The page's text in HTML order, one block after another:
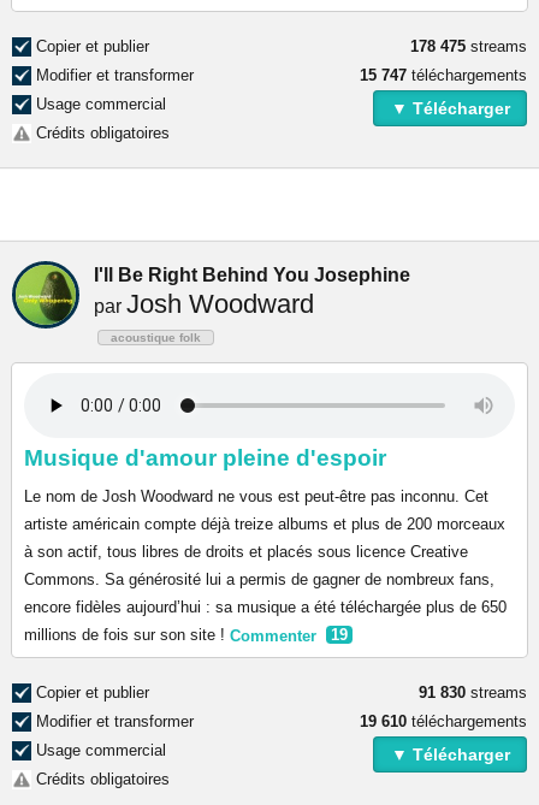
Copier et publier
Modifier et transformer
Usage commercial
Crédits obligatoires
178 475 streams
15 747 téléchargements
▼ Télécharger
I'll Be Right Behind You Josephine
par Josh Woodward
acoustique folk
Musique d'amour pleine d'espoir
Le nom de Josh Woodward ne vous est peut-être pas inconnu. Cet
artiste américain compte déjà treize albums et plus de 200 morceaux
à son actif, tous libres de droits et placés sous licence Creative
Commons. Sa générosité lui a permis de gagner de nombreux fans,
encore fidèles aujourd’hui : sa musique a été téléchargée plus de 650
millions de fois sur son site ! Commenter 19
Copier et publier
Modifier et transformer
Usage commercial
Crédits obligatoires
91 830 streams
19 610 téléchargements
▼ Télécharger